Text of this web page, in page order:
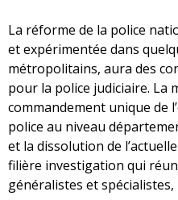
La réforme de la police
et expérimentée dans
métropolitains, aura des
pour la police judiciaire. La
commandement unique de
police au niveau
et la dissolution de
filière investigation qui
généralistes et spécialistes,